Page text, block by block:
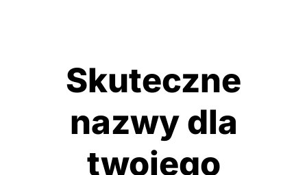
Skuteczne
nazwy dla
twojego